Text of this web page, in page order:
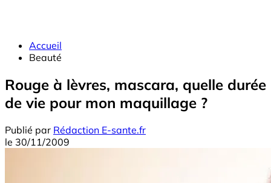
Accueil
Beauté
Rouge à lèvres, mascara, quelle durée
de vie pour mon maquillage ?
Publié par Rédaction E-sante.fr
le 30/11/2009